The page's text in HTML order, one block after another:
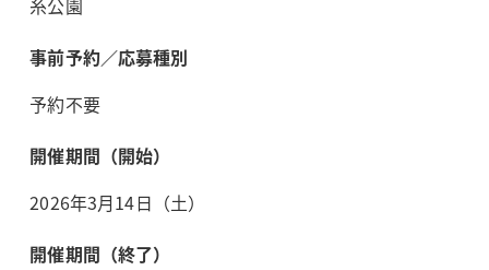
糸公園
事前予約／応募種別
予約不要
開催期間（開始）
2026年3月14日（土）
開催期間（終了）